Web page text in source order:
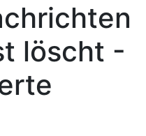
löscht -